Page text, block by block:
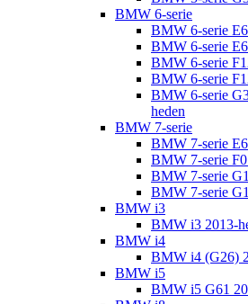
BMW 6-serie
BMW 6-serie
BMW 6-serie
BMW 6-serie
BMW 6-serie
BMW 6-serie
heden
BMW 7-serie
BMW 7-serie
BMW 7-serie
BMW 7-serie
BMW 7-serie
BMW i3
BMW i3 2013-
BMW i4
BMW i4 (G26)
BMW i5
BMW i5 G61